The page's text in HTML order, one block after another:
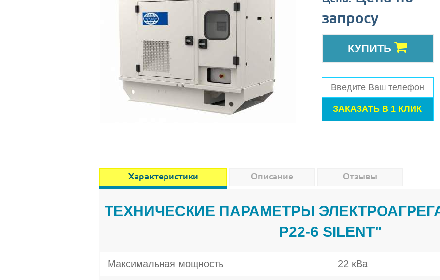
запросу
КУПИТЬ
Характеристики Описание Отзывы
ТЕХНИЧЕСКИЕ ПАРАМЕТРЫ
P22-6 SILENT"
Максимальная мощность 22 кВа